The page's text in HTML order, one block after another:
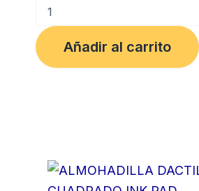
LARGA
X
9
UDS
Añadir al carrito